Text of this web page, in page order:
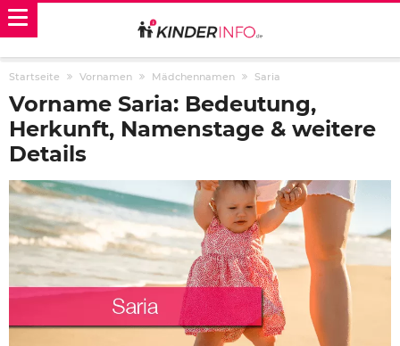
Startseite Vornamen Mädchennamen Saria
Vorname Saria: Bedeutung,
Herkunft, Namenstage & weitere
Details